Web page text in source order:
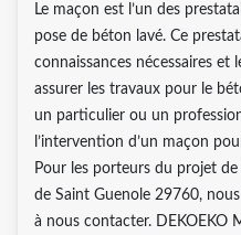
Le maçon est l’un des
pose de béton lavé. Ce
connaissances nécessaires et
assurer les travaux pour le
un particulier ou un
l’intervention d’un maçon
Pour les porteurs du projet
de Saint Guenole 29760,
à nous contacter. DEKOEKO